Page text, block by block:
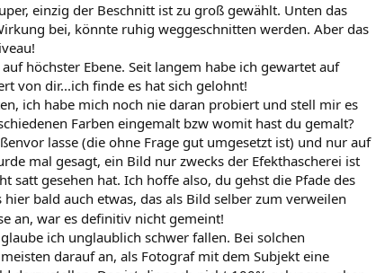
einzig der Beschnitt ist zu groß gewählt. Unten das
bei, könnte ruhig weggeschnitten werden. Aber das
höchster Ebene. Seit langem habe ich gewartet auf
von dir...ich finde es hat sich gelohnt!
ich habe mich noch nie daran probiert und stell mir es
Farben eingemalt bzw womit hast du gemalt?
lasse (die ohne Frage gut umgesetzt ist) und nur auf
mal gesagt, ein Bild nur zwecks der Efekthascherei ist
satt gesehen hat. Ich hoffe also, du gehst die Pfade des
bald auch etwas, das als Bild selber zum verweilen
an, war es definitiv nicht gemeint!
ich unglaublich schwer fallen. Bei solchen
darauf an, als Fotograf mit dem Subjekt eine